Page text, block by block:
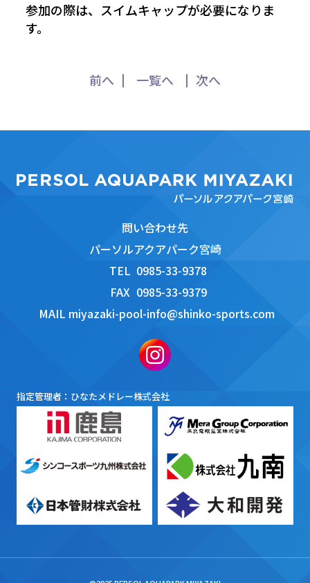
参加の際は、スイムキャップが必要になりま
す。
前へ 一覧へ 次へ
問い合わせ先
パーソルアクアパーク宮崎
TEL 0985-33-9378
FAX 0985-33-9379
MAIL miyazaki-pool-info@shinko-sports.com
指定管理者：ひなたメドレー株式会社